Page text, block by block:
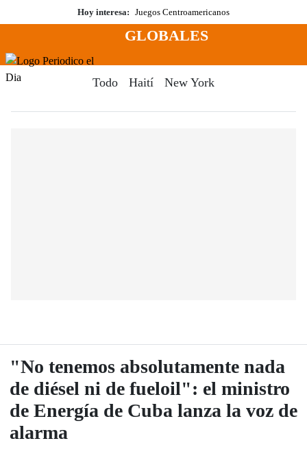
al
Hoy interesa: Juegos Centroamericanos
Menú
GLOBALES
Todo Haití New York
"No tenemos absolutamente nada
de diésel ni de fueloil": el ministro
de Energía de Cuba lanza la voz de
alarma